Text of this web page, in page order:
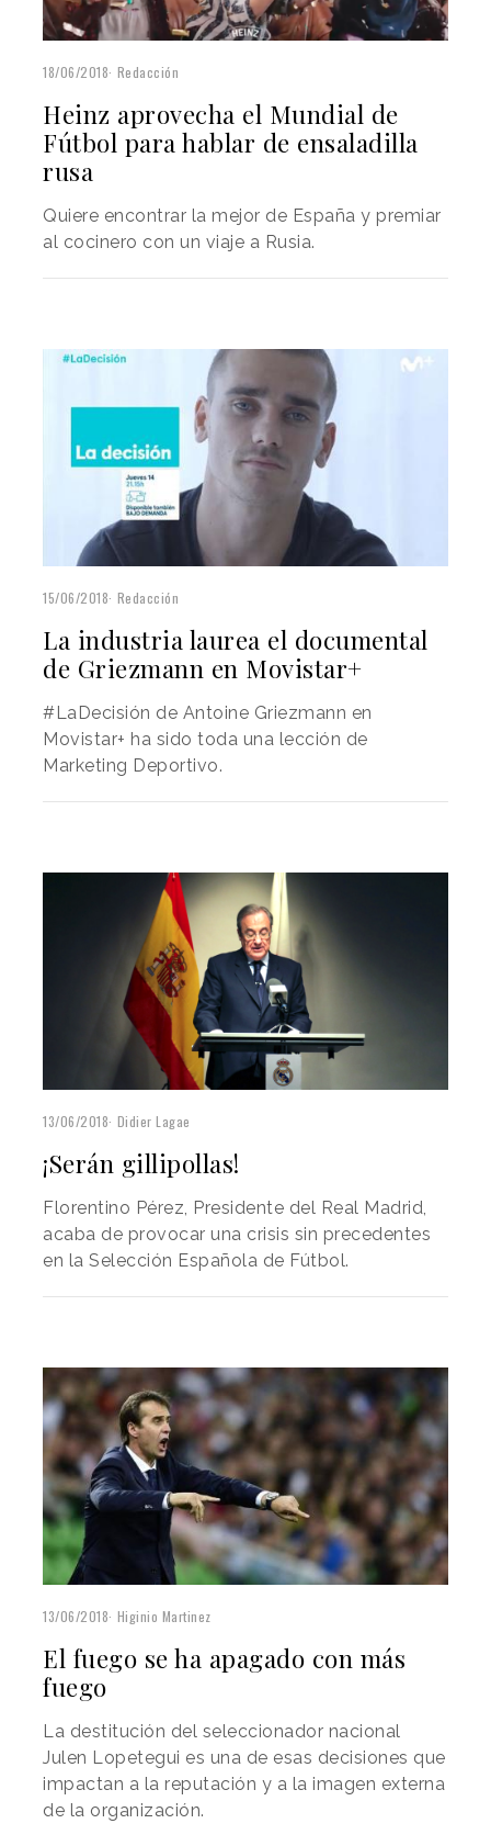
18/06/2018 Redacción
Heinz aprovecha el Mundial de
Fútbol para hablar de ensaladilla
rusa
Quiere encontrar la mejor de España y premiar
al cocinero con un viaje a Rusia.
15/06/2018 Redacción
La industria laurea el documental
de Griezmann en Movistar+
#LaDecisión de Antoine Griezmann en
Movistar+ ha sido toda una lección de
Marketing Deportivo.
13/06/2018 Didier Lagae
¡Serán gillipollas!
Florentino Pérez, Presidente del Real Madrid,
acaba de provocar una crisis sin precedentes
en la Selección Española de Fútbol.
13/06/2018 Higinio Martinez
El fuego se ha apagado con más
fuego
La destitución del seleccionador nacional
Julen Lopetegui es una de esas decisiones que
impactan a la reputación y a la imagen externa
de la organización.